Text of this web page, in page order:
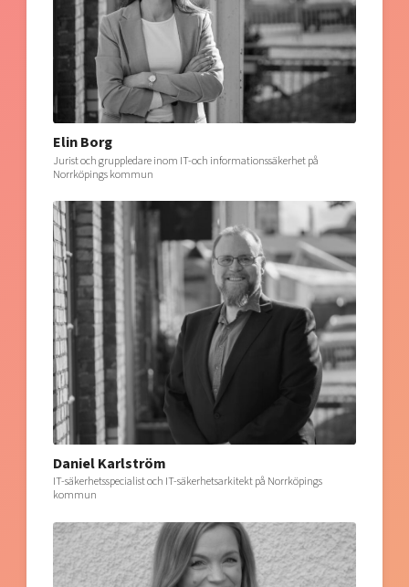
Elin Borg
Jurist och gruppledare inom IT-och informationssäkerhet på
Norrköpings kommun
Daniel Karlström
IT-säkerhetsspecialist och IT-säkerhetsarkitekt på Norrköpings
kommun